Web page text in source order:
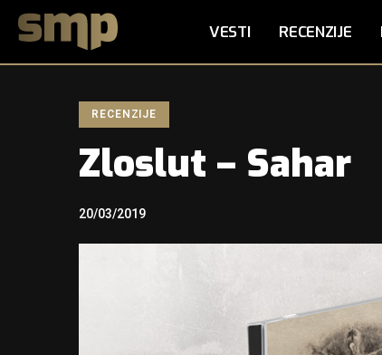
VESTI RECENZIJE
RECENZIJE
Zloslut – Sahar
20/03/2019